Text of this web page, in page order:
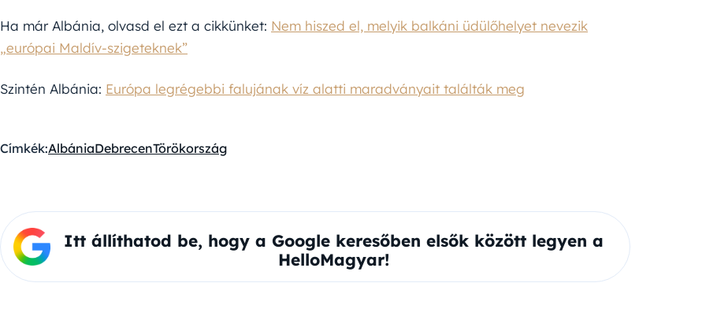
Ha már Albánia, olvasd el ezt a cikkünket: Nem hiszed el, melyik balkáni üdülőhelyet nevezik
„európai Maldív-szigeteknek”
Szintén Albánia: Európa legrégebbi falujának víz alatti maradványait találták meg
Címkék:AlbániaDebrecenTörökország
Itt állíthatod be, hogy a Google keresőben elsők között legyen a
HelloMagyar!